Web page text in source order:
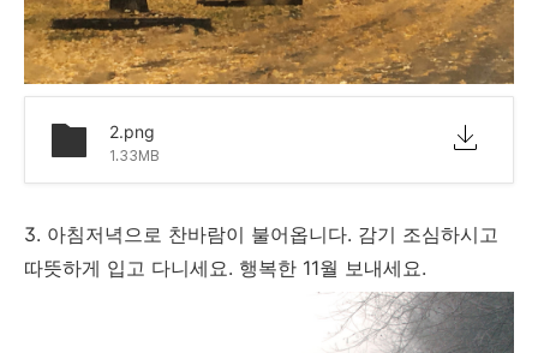
2.png
1.33MB
3. 아침저녁으로 찬바람이 불어옵니다. 감기 조심하시고
따뜻하게 입고 다니세요. 행복한 11월 보내세요.